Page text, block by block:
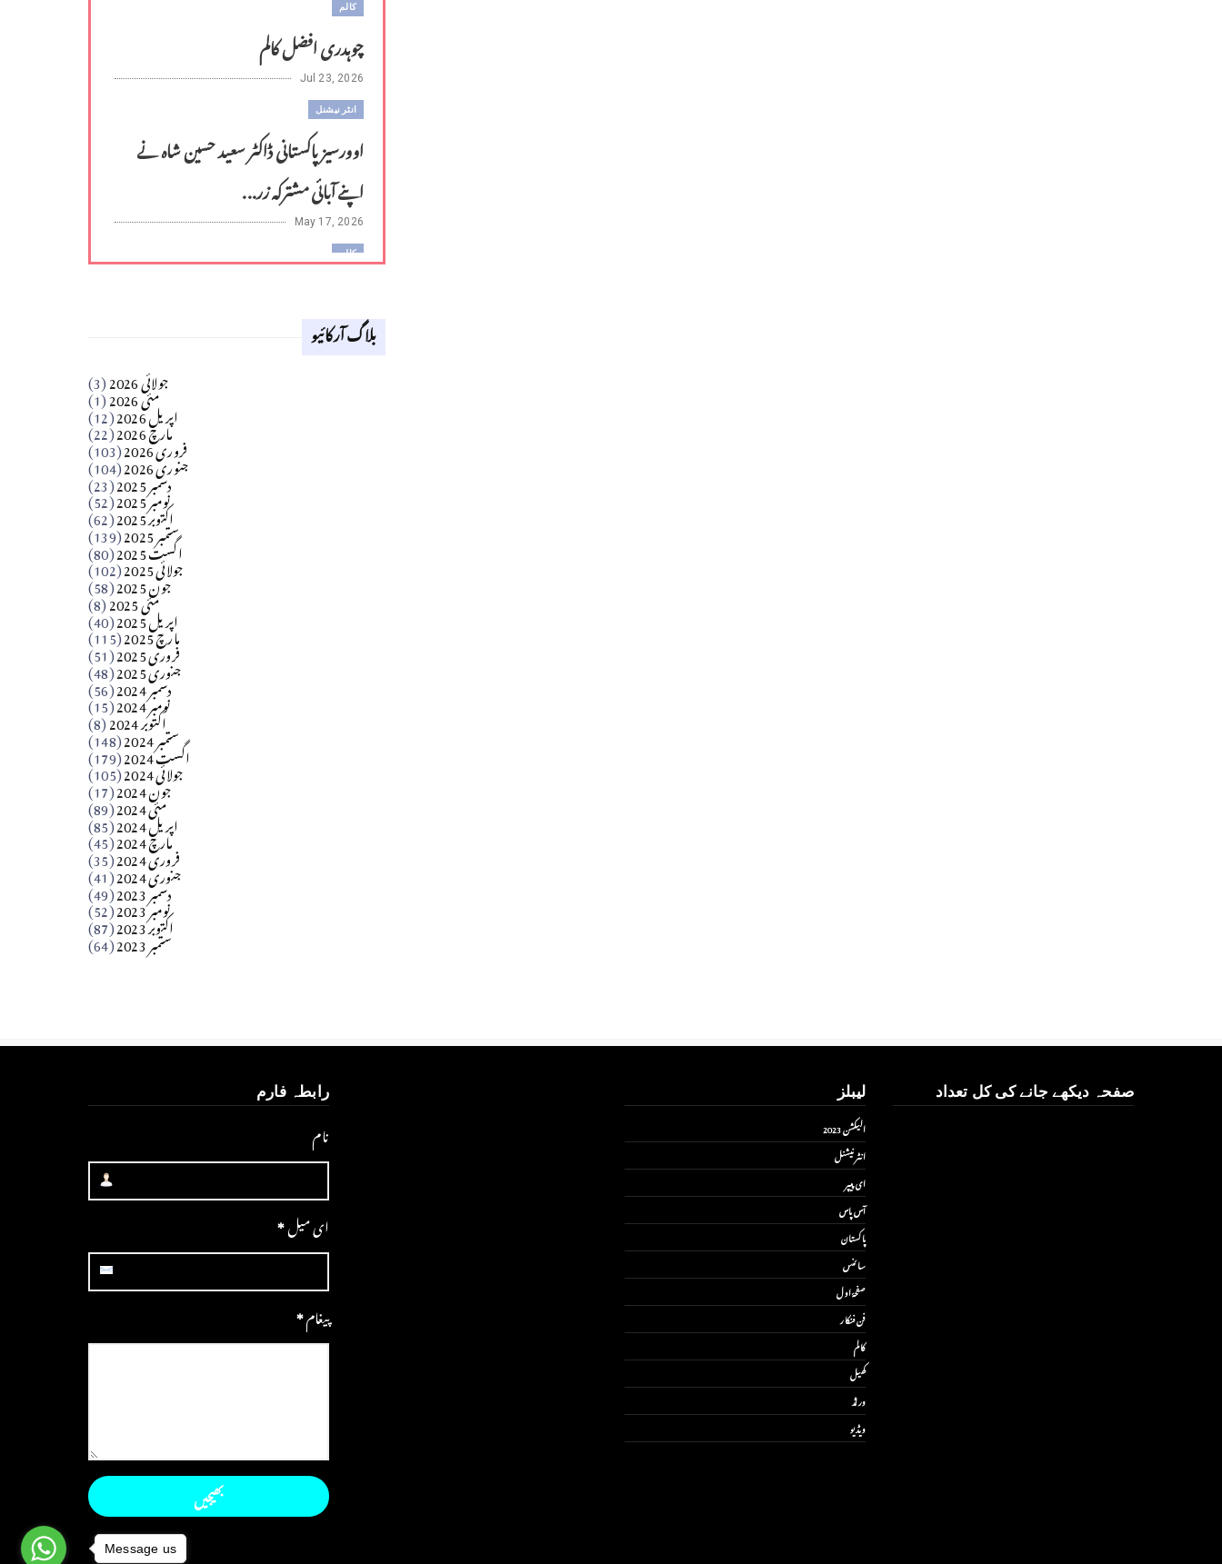
کالم
چوہدری افضل کالم
Jul 23, 2026
انٹر نیشنل
اوورسیز پاکستانی ڈاکٹر سعید حسین شاہ نے
اپنے آبائی مشترکہ زر...
May 17, 2026
کالم
Apr 18, 2026
آزاد کشمیر جیسے احتجاج کی ضرورت ہے؟
​تحریر: عاصم نواز طاہرخیلی (غازی/ہری پور)
بلاگ آرکائیو
جولائی 2026 (3) مئی 2026 (1) اپریل 2026 (12) مارچ 2026 (22) فروری 2026 (103) جنوری 2026 (104) دسمبر 2025 (23) نومبر 2025 (52) اکتوبر 2025 (62) ستمبر 2025 (139) اگست 2025 (80) جولائی 2025 (102) جون 2025 (58) مئی 2025 (8) اپریل 2025 (40) مارچ 2025 (115) فروری 2025 (51) جنوری 2025 (48) دسمبر 2024 (56) نومبر 2024 (15) اکتوبر 2024 (8) ستمبر 2024 (148) اگست 2024 (179) جولائی 2024 (105) جون 2024 (17) مئی 2024 (89) اپریل 2024 (85) مارچ 2024 (45) فروری 2024 (35) جنوری 2024 (41) دسمبر 2023 (49) نومبر 2023 (52) اکتوبر 2023 (87) ستمبر 2023 (64)
صفحہ دیکھے جانے کی کل تعداد لیبلز
الیکشن 2023
انٹر نیشنل
ای پیپر
آس پاس
پاکستان
سائنس
صفحۂ اول
فن فنکار
کالم
کھیل
ورلڈ
ویڈیو
رابطہ فارم
نام
ای میل*
پیغام*
Message us